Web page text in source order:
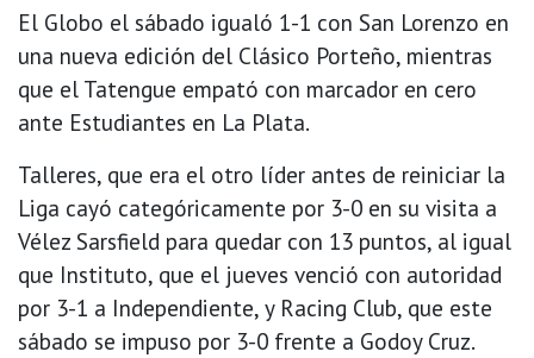
El Globo el sábado igualó 1-1 con San Lorenzo en
una nueva edición del Clásico Porteño, mientras
que el Tatengue empató con marcador en cero
ante Estudiantes en La Plata.
Talleres, que era el otro líder antes de reiniciar la
Liga cayó categóricamente por 3-0 en su visita a
Vélez Sarsfield para quedar con 13 puntos, al igual
que Instituto, que el jueves venció con autoridad
por 3-1 a Independiente, y Racing Club, que este
sábado se impuso por 3-0 frente a Godoy Cruz.